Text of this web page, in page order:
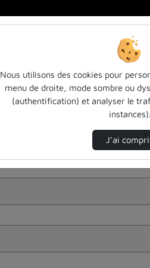
Nous utilisons des cookies pour
menu de droite, mode sombre ou
(authentification) et analyser le
instances).
J’ai